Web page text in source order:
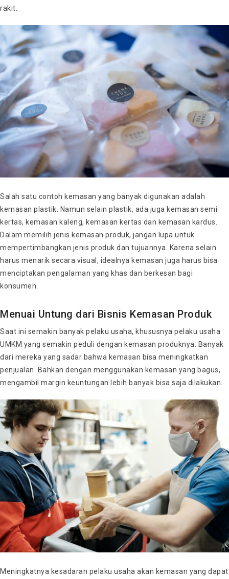
rakit.
Salah satu contoh kemasan yang banyak digunakan adalah
kemasan plastik. Namun selain plastik, ada juga kemasan semi
kertas, kemasan kaleng, kemasan kertas dan kemasan kardus.
Dalam memilih jenis kemasan produk, jangan lupa untuk
mempertimbangkan jenis produk dan tujuannya. Karena selain
harus menarik secara visual, idealnya kemasan juga harus bisa
menciptakan pengalaman yang khas dan berkesan bagi
konsumen.
Menuai Untung dari Bisnis Kemasan Produk
Saat ini semakin banyak pelaku usaha, khususnya pelaku usaha
UMKM yang semakin peduli dengan kemasan produknya. Banyak
dari mereka yang sadar bahwa kemasan bisa meningkatkan
penjualan. Bahkan dengan menggunakan kemasan yang bagus,
mengambil margin keuntungan lebih banyak bisa saja dilakukan.
Meningkatnya kesadaran pelaku usaha akan kemasan yang dapat